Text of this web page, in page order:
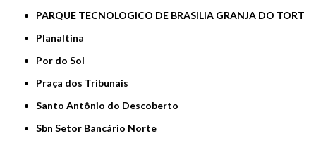
PARQUE TECNOLOGICO DE BRASILIA GRANJA DO TORT
Planaltina
Por do Sol
Praça dos Tribunais
Santo Antônio do Descoberto
Sbn Setor Bancário Norte